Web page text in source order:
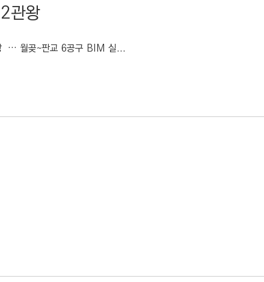
관왕
… 월곶~판교 6공구 BIM 실...